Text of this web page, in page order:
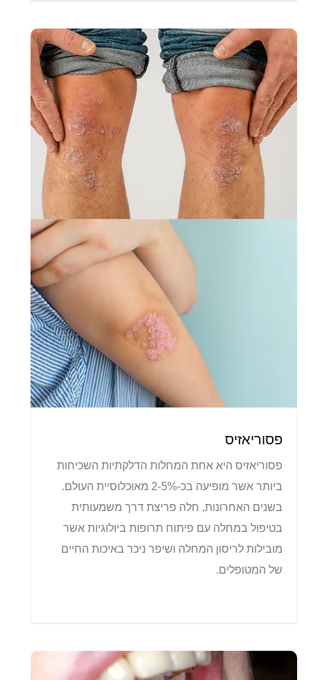
פסוריאזיס
פסוריאזיס היא אחת המחלות הדלקתיות השכיחות
ביותר אשר מופיעה בכ-2-5% מאוכלוסיית העולם.
בשנים האחרונות, חלה פריצת דרך משמעותית
בטיפול במחלה עם פיתוח תרופות ביולוגיות אשר
מובילות לריסון המחלה ושיפר ניכר באיכות החיים
של המטופלים.